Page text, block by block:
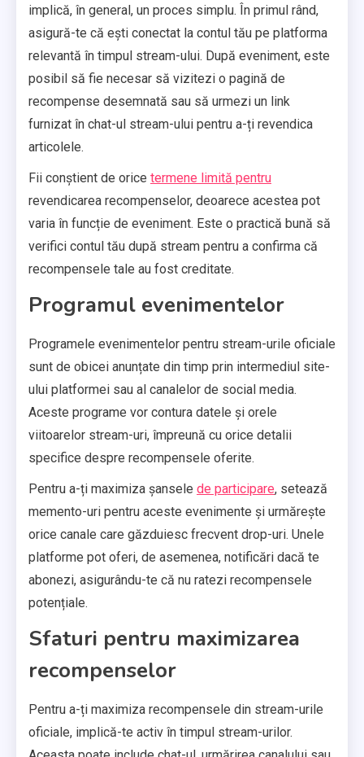
implică, în general, un proces simplu. În primul rând,
asigură-te că ești conectat la contul tău pe platforma
relevantă în timpul stream-ului. După eveniment, este
posibil să fie necesar să vizitezi o pagină de
recompense desemnată sau să urmezi un link
furnizat în chat-ul stream-ului pentru a-ți revendica
articolele.
Fii conștient de orice termene limită pentru
revendicarea recompenselor, deoarece acestea pot
varia în funcție de eveniment. Este o practică bună să
verifici contul tău după stream pentru a confirma că
recompensele tale au fost creditate.
Programul evenimentelor
Programele evenimentelor pentru stream-urile oficiale
sunt de obicei anunțate din timp prin intermediul site-
ului platformei sau al canalelor de social media.
Aceste programe vor contura datele și orele
viitoarelor stream-uri, împreună cu orice detalii
specifice despre recompensele oferite.
Pentru a-ți maximiza șansele de participare, setează
memento-uri pentru aceste evenimente și urmărește
orice canale care găzduiesc frecvent drop-uri. Unele
platforme pot oferi, de asemenea, notificări dacă te
abonezi, asigurându-te că nu ratezi recompensele
potențiale.
Sfaturi pentru maximizarea
recompenselor
Pentru a-ți maximiza recompensele din stream-urile
oficiale, implică-te activ în timpul stream-urilor.